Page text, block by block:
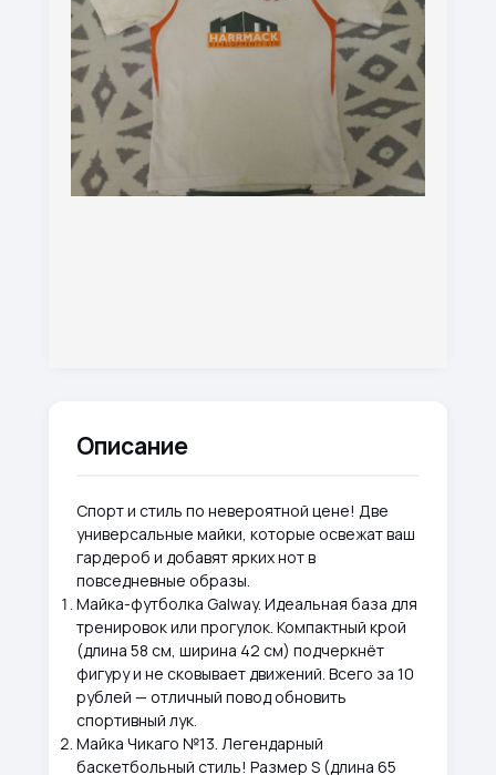
Описание
Спорт и стиль по невероятной цене! Две
универсальные майки, которые освежат ваш
гардероб и добавят ярких нот в
повседневные образы.
Майка-футболка Galway. Идеальная база для
тренировок или прогулок. Компактный крой
(длина 58 см, ширина 42 см) подчеркнёт
фигуру и не сковывает движений. Всего за 10
рублей — отличный повод обновить
спортивный лук.
Майка Чикаго №13. Легендарный
баскетбольный стиль! Размер S (длина 65